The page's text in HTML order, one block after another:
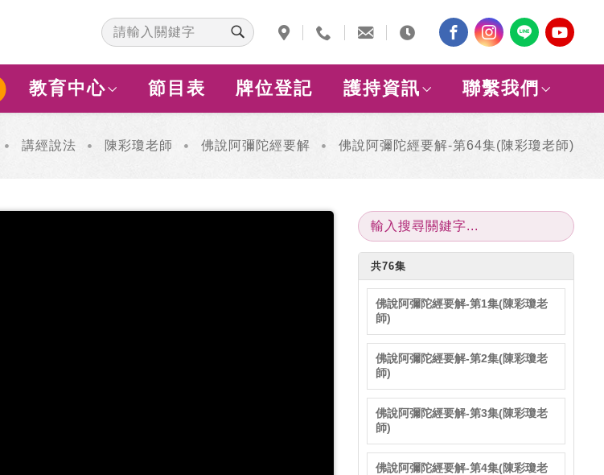
教育中心 節目表 牌位登記 護持資訊 聯繫我們
講經說法 陳彩瓊老師 佛說阿彌陀經要解 佛說阿彌陀經要解-第64集(陳彩瓊老師)
共76集
佛說阿彌陀經要解-第1集(陳彩瓊老
師)
佛說阿彌陀經要解-第2集(陳彩瓊老
師)
佛說阿彌陀經要解-第3集(陳彩瓊老
師)
佛說阿彌陀經要解-第4集(陳彩瓊老